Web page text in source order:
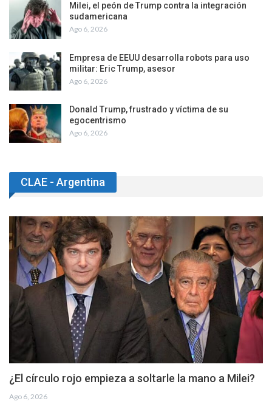
Milei, el peón de Trump contra la integración
sudamericana
Ago 6, 2026
Empresa de EEUU desarrolla robots para uso
militar: Eric Trump, asesor
Ago 6, 2026
Donald Trump, frustrado y víctima de su
egocentrismo
Ago 6, 2026
CLAE - Argentina
¿El círculo rojo empieza a soltarle la mano a Milei?
Ago 6, 2026